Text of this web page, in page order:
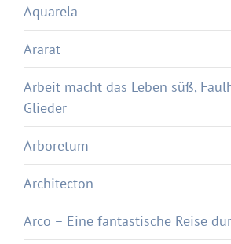
Aquarela
Ararat
Arbeit macht das Leben süß,
Glieder
Arboretum
Architecton
Arco – Eine fantastische Reise